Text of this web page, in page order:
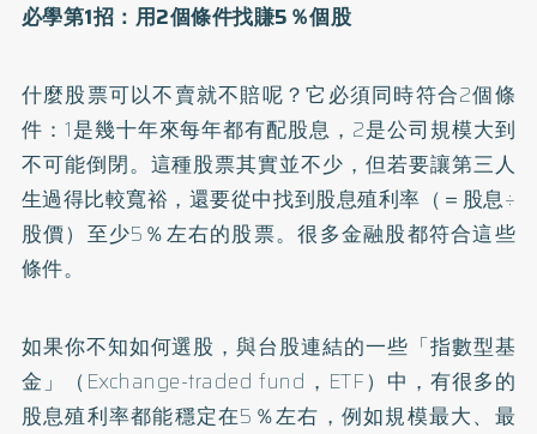
必學第1招：用2個條件找賺5％個股
什麼股票可以不賣就不賠呢？它必須同時符合2個條
件：1是幾十年來每年都有配股息，2是公司規模大到
不可能倒閉。這種股票其實並不少，但若要讓第三人
生過得比較寬裕，還要從中找到股息殖利率（＝股息÷
股價）至少5％左右的股票。很多金融股都符合這些
條件。
如果你不知如何選股，與台股連結的一些「指數型基
金」（Exchange-traded fund，ETF）中，有很多的
股息殖利率都能穩定在5％左右，例如規模最大、最